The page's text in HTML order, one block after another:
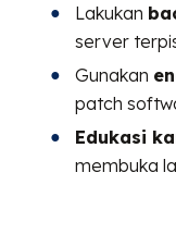
Lakukan
server
Gunakan
patch
Edukasi
membuka